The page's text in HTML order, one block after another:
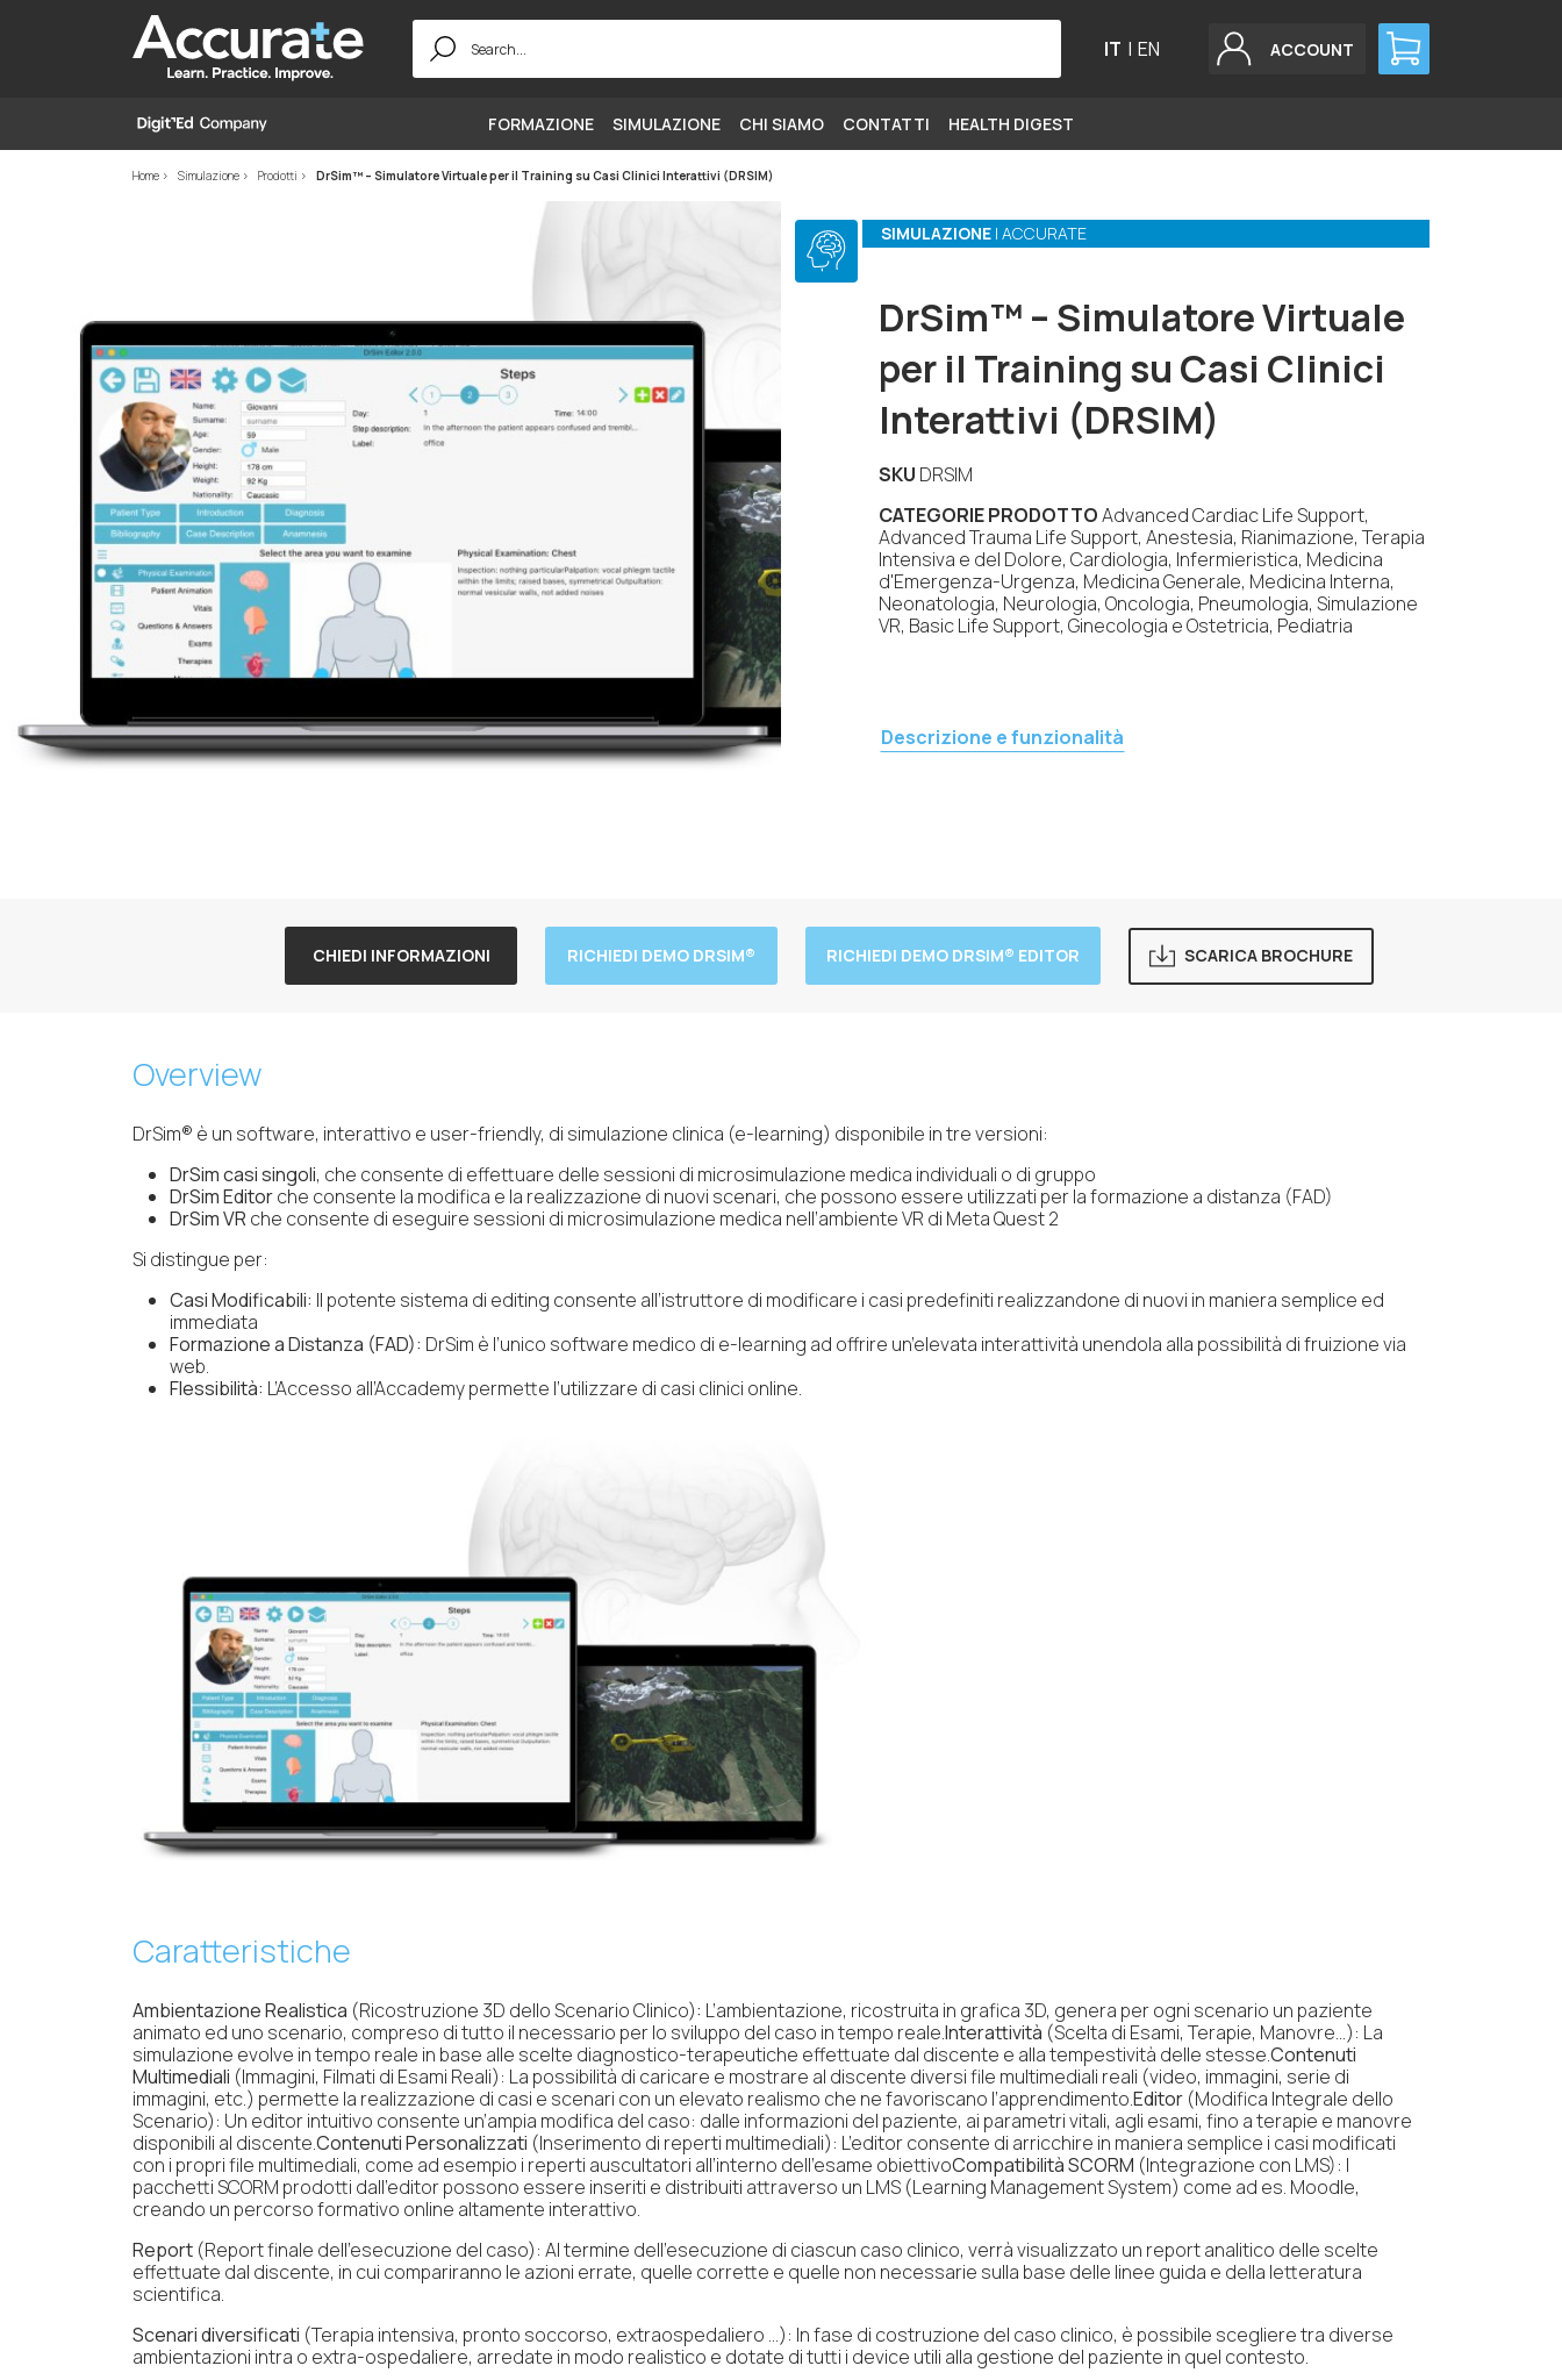
Search
for: IT | EN ACCOUNT
FORMAZIONE SIMULAZIONE CHI SIAMO CONTATTI HEALTH DIGEST
Home Simulazione Prodotti DrSim™ – Simulatore Virtuale per il Training su Casi Clinici Interattivi (DRSIM)
SIMULAZIONE| ACCURATE
DrSim™ – Simulatore Virtuale
per il Training su Casi Clinici
Interattivi (DRSIM)
SKU DRSIM
CATEGORIE PRODOTTOAdvanced Cardiac Life Support,
Advanced Trauma Life Support, Anestesia, Rianimazione, Terapia
Intensiva e del Dolore, Cardiologia, Infermieristica, Medicina
d'Emergenza-Urgenza, Medicina Generale, Medicina Interna,
Neonatologia, Neurologia, Oncologia, Pneumologia, Simulazione
VR, Basic Life Support, Ginecologia e Ostetricia, Pediatria
Descrizione e funzionalità
CHIEDI INFORMAZIONI RICHIEDI DEMO DRSIM® RICHIEDI DEMO DRSIM® EDITOR SCARICA BROCHURE
Overview
DrSim® è un software, interattivo e user-friendly, di simulazione clinica (e-learning) disponibile in tre versioni:
DrSim casi singoli, che consente di effettuare delle sessioni di microsimulazione medica individuali o di gruppo
DrSim Editorche consente la modifica e la realizzazione di nuovi scenari, che possono essere utilizzati per la formazione a distanza (FAD)
DrSim VR che consente di eseguire sessioni di microsimulazione medica nell’ambiente VR di Meta Quest 2
Si distingue per:
Casi Modificabili: Il potente sistema di editing consente all’istruttore di modificare i casi predefiniti realizzandone di nuovi in maniera semplice ed
immediata
Formazione a Distanza (FAD): DrSim è l’unico software medico di e-learning ad offrire un’elevata interattività unendola alla possibilità di fruizione via
web.
Flessibilità: L’Accesso all’Accademy permette l’utilizzare di casi clinici online.
Caratteristiche
Ambientazione Realistica (Ricostruzione 3D dello Scenario Clinico): L’ambientazione, ricostruita in grafica 3D, genera per ogni scenario un paziente
animato ed uno scenario, compreso di tutto il necessario per lo sviluppo del caso in tempo reale.Interattività (Scelta di Esami, Terapie, Manovre…): La
simulazione evolve in tempo reale in base alle scelte diagnostico-terapeutiche effettuate dal discente e alla tempestività delle stesse.Contenuti
Multimediali (Immagini, Filmati di Esami Reali): La possibilità di caricare e mostrare al discente diversi file multimediali reali (video, immagini, serie di
immagini, etc.) permette la realizzazione di casi e scenari con un elevato realismo che ne favoriscano l’apprendimento.Editor (Modifica Integrale dello
Scenario): Un editor intuitivo consente un’ampia modifica del caso: dalle informazioni del paziente, ai parametri vitali, agli esami, fino a terapie e manovre
disponibili al discente.Contenuti Personalizzati (Inserimento di reperti multimediali): L’editor consente di arricchire in maniera semplice i casi modificati
con i propri file multimediali, come ad esempio i reperti auscultatori all’interno dell’esame obiettivoCompatibilità SCORM (Integrazione con LMS): I
pacchetti SCORM prodotti dall’editor possono essere inseriti e distribuiti attraverso un LMS (Learning Management System) come ad es. Moodle,
creando un percorso formativo online altamente interattivo.
Report (Report finale dell’esecuzione del caso): Al termine dell’esecuzione di ciascun caso clinico, verrà visualizzato un report analitico delle scelte
effettuate dal discente, in cui compariranno le azioni errate, quelle corrette e quelle non necessarie sulla base delle linee guida e della letteratura
scientifica.
Scenari diversificati (Terapia intensiva, pronto soccorso, extraospedaliero …): In fase di costruzione del caso clinico, è possibile scegliere tra diverse
ambientazioni intra o extra-ospedaliere, arredate in modo realistico e dotate di tutti i device utili alla gestione del paziente in quel contesto.